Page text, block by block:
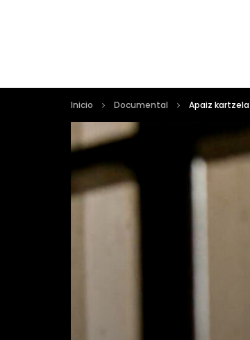
Inicio Documental Apaiz kartzela